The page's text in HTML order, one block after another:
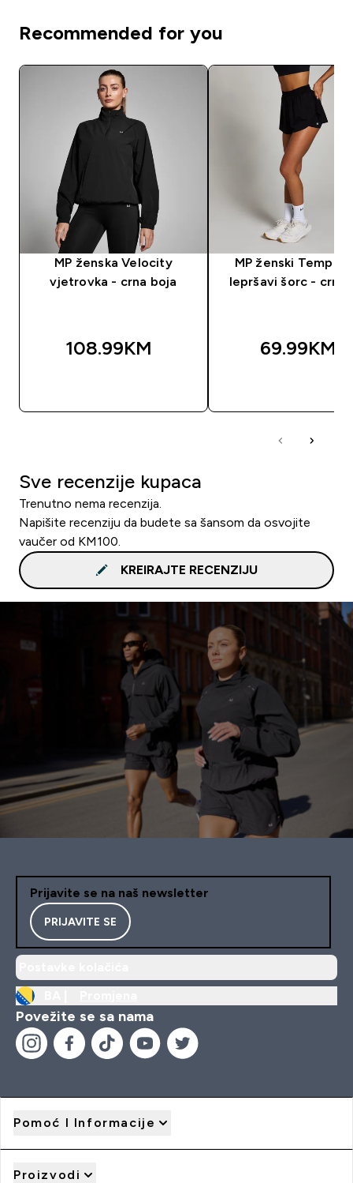
Recommended for you
MP ženska Velocity
vjetrovka - crna boja
108.99KM‎
MP ženski Tempo 2
lepršavi šorc - crna
69.99KM‎
Sve recenzije kupaca
Trenutno nema recenzija.
Napišite recenziju da budete sa šansom da osvojite
vaučer od KM100.
KREIRAJTE RECENZIJU
Prijavite se na naš newsletter
PRIJAVITE SE
Povežite se sa nama
Pomoć I Informacije
Proizvodi